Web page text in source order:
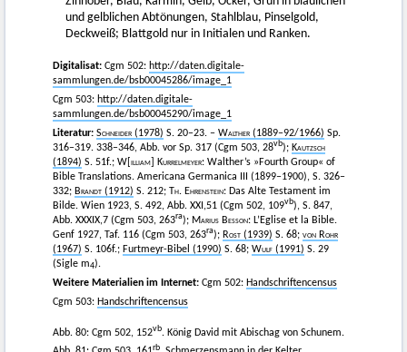
und gelblichen Abtönungen, Stahlblau, Pinselgold,
Deckweiß; Blattgold nur in Initialen und Ranken.
Digitalisat: Cgm 502: http://daten.digitale-
sammlungen.de/bsb00045286/image_1
Cgm 503: http://daten.digitale-
sammlungen.de/bsb00045290/image_1
Literatur: Schneider (1978) S. 20–23. – Walther (1889–92/1966) Sp.
316–319. 338–346, Abb. vor Sp. 317 (Cgm 503, 28vb); Kautzsch
(1894) S. 51f.; W[illiam] Kurrelmeyer: Walther’s »Fourth Group« of
Bible Translations. Americana Germanica III (1899–1900), S. 326–
332; Brandt (1912) S. 212; Th. Ehrenstein: Das Alte Testament im
Bilde. Wien 1923, S. 492, Abb. XXI,51 (Cgm 502, 109vb), S. 847,
Abb. XXXIX,7 (Cgm 503, 263ra); Marius Besson: L’Eglise et la Bible.
Genf 1927, Taf. 116 (Cgm 503, 263ra); Rost (1939) S. 68; von Rohr
(1967) S. 106f.; Furtmeyr-Bibel (1990) S. 68; Wulf (1991) S. 29
(Sigle m4).
Weitere Materialien im Internet: Cgm 502: Handschriftencensus
Cgm 503: Handschriftencensus
Abb. 80: Cgm 502, 152vb. König David mit Abischag von Schunem.
rb